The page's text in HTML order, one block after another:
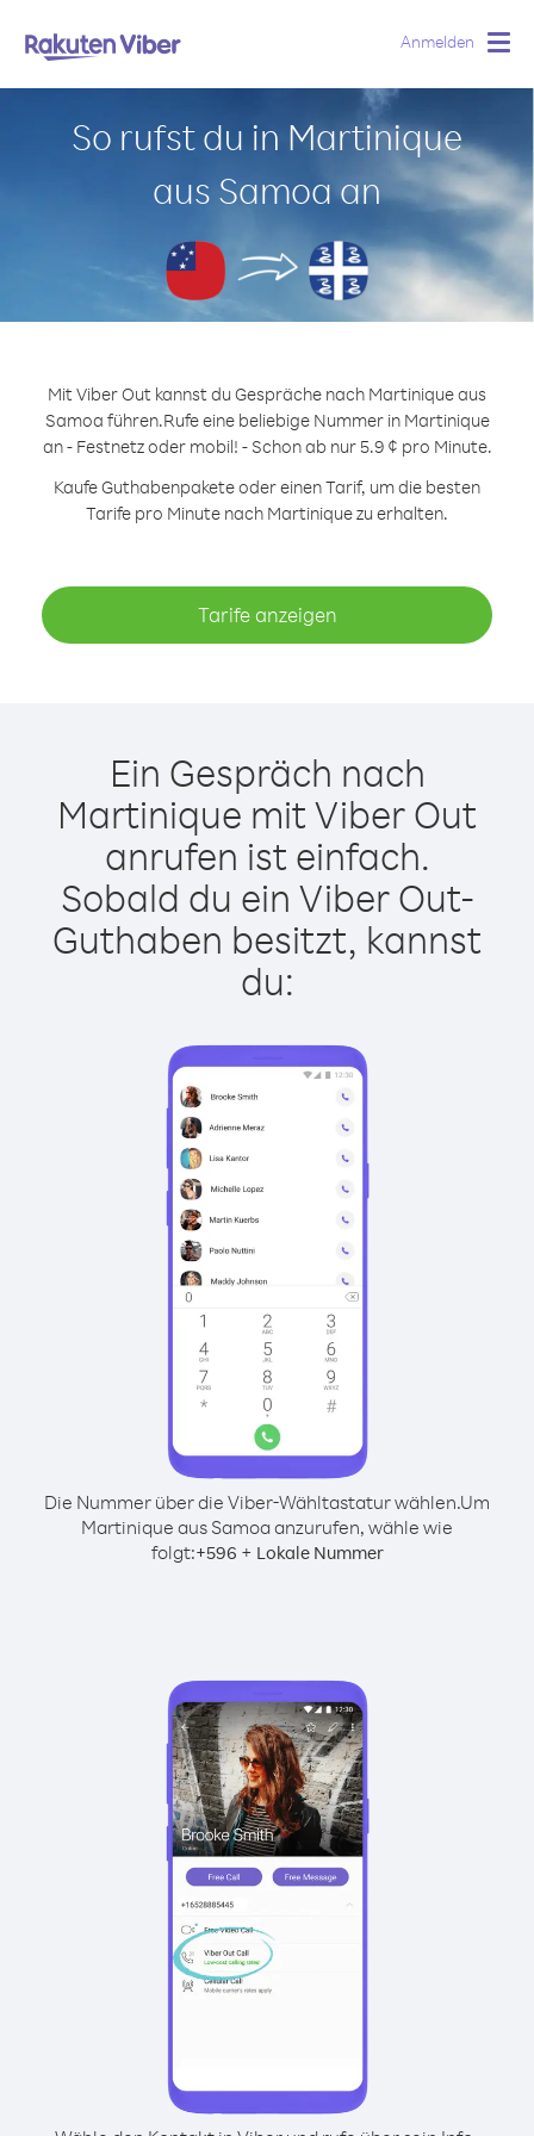
Anmelden
So rufst du in Martinique
aus Samoa an
Mit Viber Out kannst du Gespräche nach Martinique aus
Samoa führen.Rufe eine beliebige Nummer in Martinique
an - Festnetz oder mobil! - Schon ab nur 5.9 ¢ pro Minute.
Kaufe Guthabenpakete oder einen Tarif, um die besten
Tarife pro Minute nach Martinique zu erhalten.
Tarife anzeigen
Ein Gespräch nach
Martinique mit Viber Out
anrufen ist einfach.
Sobald du ein Viber Out-
Guthaben besitzt, kannst
du:
Die Nummer über die Viber-Wähltastatur wählen.Um
Martinique aus Samoa anzurufen, wähle wie
folgt:+596 + Lokale Nummer